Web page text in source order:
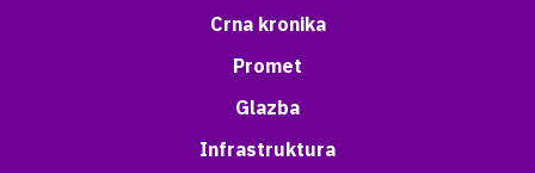
Crna kronika
Promet
Glazba
Infrastruktura